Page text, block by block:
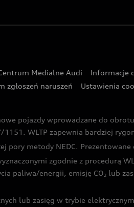
Medialne Audi Informacje
zgłoszeń naruszeń Ustawienia
pojazdy wprowadzane do
WLTP zapewnia bardziej
pory metody NEDC.
zgodnie z procedurą
paliwa/energii, emisję CO2 lub
lub zasięg w trybie